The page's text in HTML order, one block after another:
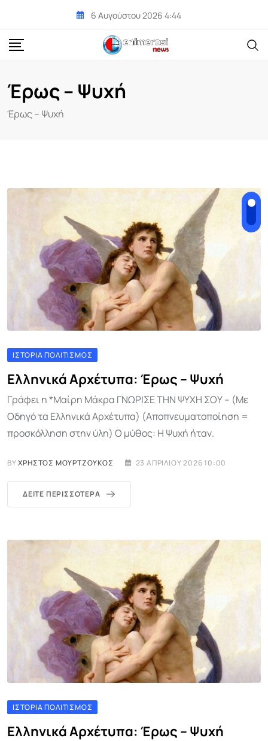
content
6 Αυγούστου 2026 4:44
Έρως – Ψυχή
Έρως – Ψυχή
ΙΣΤΟΡΊΑ ΠΟΛΙΤΙΣΜΌΣ
Ελληνικά Αρχέτυπα: Έρως – Ψυχή
Γράφει η *Μαίρη Μάκρα ΓΝΩΡΙΣΕ ΤΗΝ ΨΥΧΗ ΣΟΥ – (Με
Οδηγό τα Ελληνικά Αρχέτυπα) (Αποπνευματοποίηση =
προσκόλληση στην ύλη) Ο μύθος: Η Ψυχή ήταν.
BYΧΡΉΣΤΟΣ ΜΟΥΡΤΖΟΎΚΟΣ 23 ΑΠΡΙΛΊΟΥ 2026 10:00
ΔΕΊΤΕ ΠΕΡΙΣΣΌΤΕΡΑ
ΙΣΤΟΡΊΑ ΠΟΛΙΤΙΣΜΌΣ
Ελληνικά Αρχέτυπα: Έρως – Ψυχή